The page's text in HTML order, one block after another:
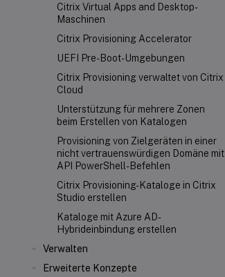
Citrix Virtual Apps and Desktop-
Maschinen
Citrix Provisioning Accelerator
UEFI Pre-Boot-Umgebungen
Citrix Provisioning verwaltet von Citrix
Cloud
Unterstützung für mehrere Zonen
beim Erstellen von Katalogen
Provisioning von Zielgeräten in einer
nicht vertrauenswürdigen Domäne mit
API PowerShell-Befehlen
Citrix Provisioning-Kataloge in Citrix
Studio erstellen
Kataloge mit Azure AD-
Hybrideinbindung erstellen
Verwalten
Erweiterte Konzepte